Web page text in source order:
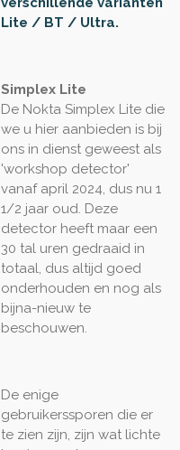
Lite / BT / Ultra.
Simplex Lite
De Nokta Simplex Lite die
we u hier aanbieden is bij
ons in dienst geweest als
'workshop detector'
vanaf april 2024, dus nu 1
1/2 jaar oud. Deze
detector heeft maar een
30 tal uren gedraaid in
totaal, dus altijd goed
onderhouden en nog als
bijna-nieuw te
beschouwen.
De enige
gebruikerssporen die er
te zien zijn, zijn wat lichte